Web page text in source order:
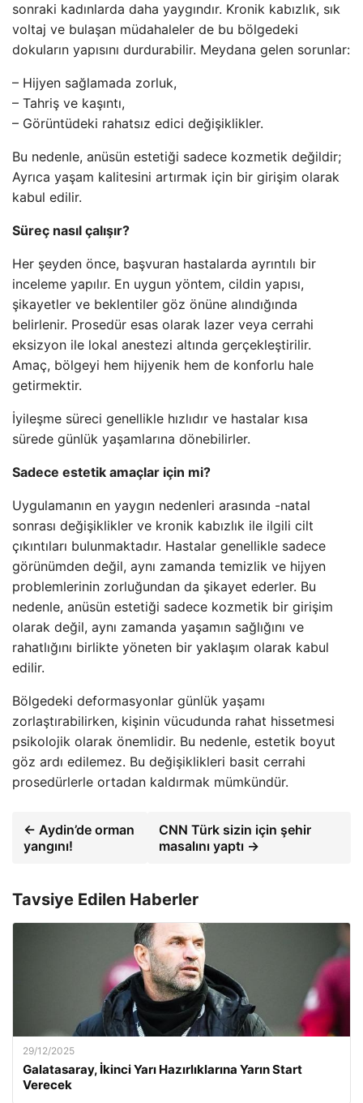
sonraki kadınlarda daha yaygındır. Kronik kabızlık, sık
voltaj ve bulaşan müdahaleler de bu bölgedeki
dokuların yapısını durdurabilir. Meydana gelen sorunlar:
– Hijyen sağlamada zorluk,
– Tahriş ve kaşıntı,
– Görüntüdeki rahatsız edici değişiklikler.
Bu nedenle, anüsün estetiği sadece kozmetik değildir;
Ayrıca yaşam kalitesini artırmak için bir girişim olarak
kabul edilir.
Süreç nasıl çalışır?
Her şeyden önce, başvuran hastalarda ayrıntılı bir
inceleme yapılır. En uygun yöntem, cildin yapısı,
şikayetler ve beklentiler göz önüne alındığında
belirlenir. Prosedür esas olarak lazer veya cerrahi
eksizyon ile lokal anestezi altında gerçekleştirilir.
Amaç, bölgeyi hem hijyenik hem de konforlu hale
getirmektir.
İyileşme süreci genellikle hızlıdır ve hastalar kısa
sürede günlük yaşamlarına dönebilirler.
Sadece estetik amaçlar için mi?
Uygulamanın en yaygın nedenleri arasında -natal
sonrası değişiklikler ve kronik kabızlık ile ilgili cilt
çıkıntıları bulunmaktadır. Hastalar genellikle sadece
görünümden değil, aynı zamanda temizlik ve hijyen
problemlerinin zorluğundan da şikayet ederler. Bu
nedenle, anüsün estetiği sadece kozmetik bir girişim
olarak değil, aynı zamanda yaşamın sağlığını ve
rahatlığını birlikte yöneten bir yaklaşım olarak kabul
edilir.
Bölgedeki deformasyonlar günlük yaşamı
zorlaştırabilirken, kişinin vücudunda rahat hissetmesi
psikolojik olarak önemlidir. Bu nedenle, estetik boyut
göz ardı edilemez. Bu değişiklikleri basit cerrahi
prosedürlerle ortadan kaldırmak mümkündür.
← Aydin’de orman
yangını!
CNN Türk sizin için şehir
masalını yaptı →
Tavsiye Edilen Haberler
29/12/2025
Galatasaray, İkinci Yarı Hazırlıklarına Yarın Start
Verecek